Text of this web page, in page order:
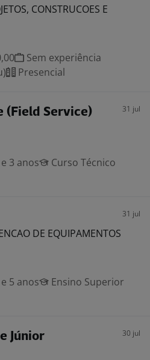
CONSTRUCOES E
Sem experiência
Presencial
(Field Service) 31 jul
3 anos
Curso Técnico
31 jul
DE EQUIPAMENTOS
5 anos
Ensino Superior
Júnior 30 jul